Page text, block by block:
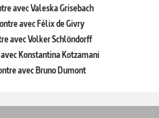
avec Valeska Grisebach
avec Félix de Givry
avec Volker Schlöndorff
Konstantina Kotzamani
avec Bruno Dumont